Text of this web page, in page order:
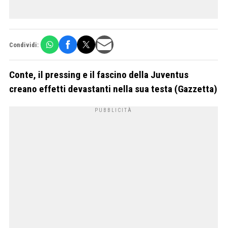
Condividi:
Conte, il pressing e il fascino della Juventus
creano effetti devastanti nella sua testa (Gazzetta)